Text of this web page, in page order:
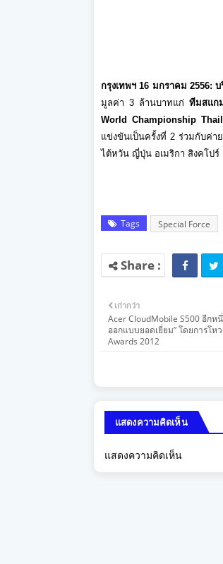
กรุงเทพฯ 16 มกราคม 2556:บ
มูลค่า 3 ล้านบาทแก่ทีมสแก
World Championship
แข่งขันเป็นครั้งที่ 2 ร่วมกับค่า
ไต้หวัน ญี่ปุ่น อเมริกา สิงคโป
Tags Special Force
เก่ากว่า
Acer CloudMobile S500 อีกห
ออกแบบยอดเยี่ยม” โดยการโห
Awards 2012
แสดงความคิดเห็น
แสดงความคิดเห็น